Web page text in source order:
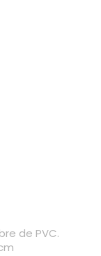
de PVC.